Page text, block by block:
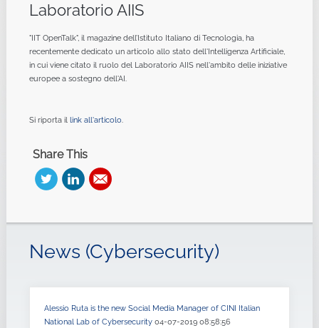
Laboratorio AIIS
"IIT OpenTalk", il magazine dell’Istituto Italiano di Tecnologia, ha
recentemente dedicato un articolo allo stato dell'Intelligenza Artificiale,
in cui viene citato il ruolo del Laboratorio AIIS nell'ambito delle iniziative
europee a sostegno dell'AI.
Si riporta il link all'articolo.
Share This
News (Cybersecurity)
Alessio Ruta is the new Social Media Manager of CINI Italian
National Lab of Cybersecurity 04-07-2019 08:58:56